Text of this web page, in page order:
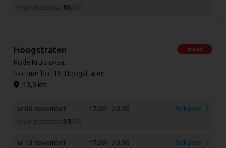
vrije plaatsen: 65/70
Hoogstraten
Rode Kruislokaal
Slommerhof 18, Hoogstraten
13,9 km
Bloed
vr 06 november
17:00 - 20:30
vrije plaatsen: 53/70
Bekijken
vr 13 november
17:00 - 20:30
Bekijken